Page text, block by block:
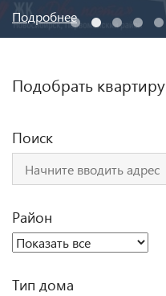
Подробнее
Подобрать квартиру
Поиск
Район
Тип дома